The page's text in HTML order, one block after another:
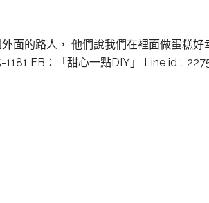
面的路人， 他們說我們在裡面做蛋糕
FB：「甜心一點DIY」 Line id :.